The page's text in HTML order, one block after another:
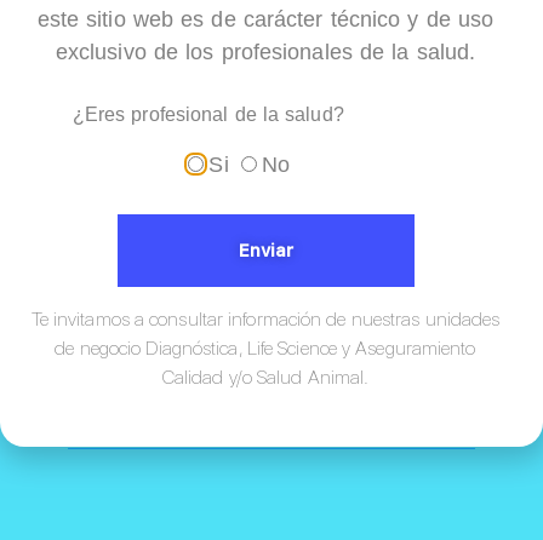
Ubicación:Irotama Resort, Santa Marta
Ubicación
este sitio web es de carácter técnico y de uso
exclusivo de los profesionales de la salud.
¿Eres profesional de la salud?
Si No
Enviar
Te invitamos a consultar información de nuestras unidades
de negocio Diagnóstica, Life Science y Aseguramiento
Calidad y/o Salud Animal.